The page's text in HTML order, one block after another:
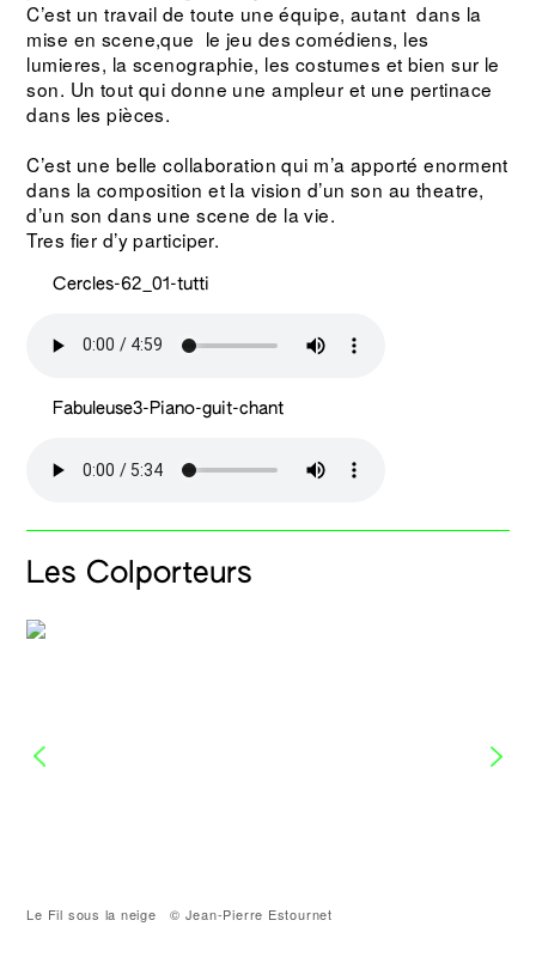
C’est un travail de toute une équipe, autant dans la
mise en scene,que le jeu des comédiens, les
lumieres, la scenographie, les costumes et bien sur le
son. Un tout qui donne une ampleur et une pertinace
dans les pièces.
C’est une belle collaboration qui m’a apporté enorment
dans la composition et la vision d’un son au theatre,
d’un son dans une scene de la vie.
Tres fier d’y participer.
Cercles-62_01-tutti
Fabuleuse3-Piano-guit-chant
Les Colporteurs
Le Fil sous la neige © Jean-Pierre Estournet